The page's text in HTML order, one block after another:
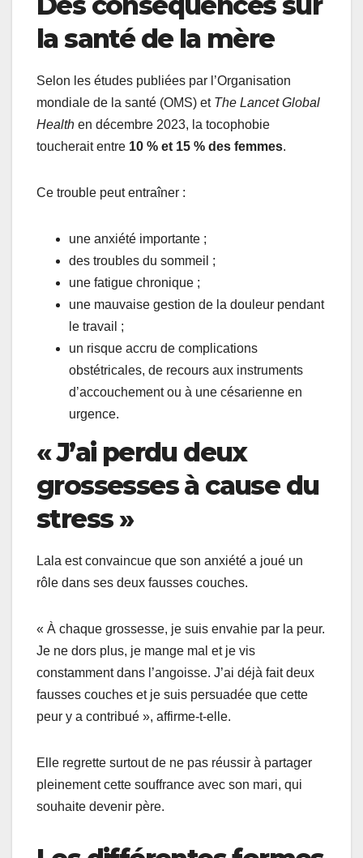
la santé de la mère
Selon les études publiées par l’Organisation
mondiale de la santé (OMS) et The Lancet Global
Health en décembre 2023, la tocophobie
toucherait entre 10 % et 15 % des femmes.
Ce trouble peut entraîner :
une anxiété importante ;
des troubles du sommeil ;
une fatigue chronique ;
une mauvaise gestion de la douleur pendant
le travail ;
un risque accru de complications
obstétricales, de recours aux instruments
d’accouchement ou à une césarienne en
urgence.
« J’ai perdu deux
grossesses à cause du
stress »
Lala est convaincue que son anxiété a joué un
rôle dans ses deux fausses couches.
« À chaque grossesse, je suis envahie par la peur.
Je ne dors plus, je mange mal et je vis
constamment dans l’angoisse. J’ai déjà fait deux
fausses couches et je suis persuadée que cette
peur y a contribué », affirme-t-elle.
Elle regrette surtout de ne pas réussir à partager
pleinement cette souffrance avec son mari, qui
souhaite devenir père.